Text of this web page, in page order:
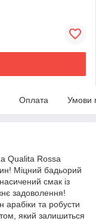
Оплата Умови
Qualita Rossa
Міцний бадьорий
смак із
задоволення!
та робусти
який залишиться